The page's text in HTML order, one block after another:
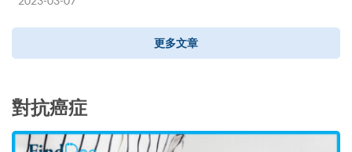
更多文章
對抗癌症